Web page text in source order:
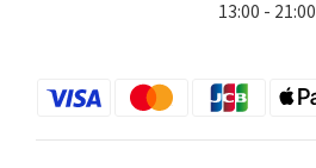
13:00 - 21:00